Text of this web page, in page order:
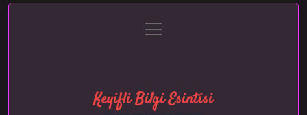
Gizlilik Politikası
menüyü
aç
Keyifli Bilgi Esintisi